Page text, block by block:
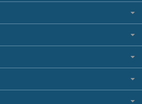
銀行
險
好？
好？